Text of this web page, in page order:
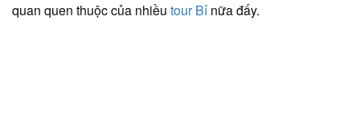
quan quen thuộc của nhiều tour Bỉ nữa đấy.